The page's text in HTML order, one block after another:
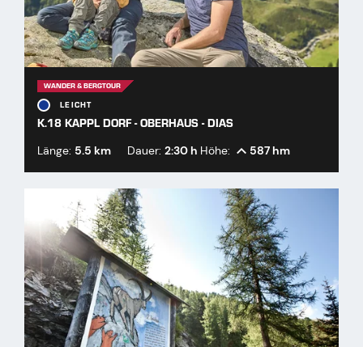
WANDER & BERGTOUR
LEICHT
K.18 KAPPL DORF - OBERHAUS - DIAS
Länge: 5.5 km Dauer: 2:30 h Höhe: 587 hm